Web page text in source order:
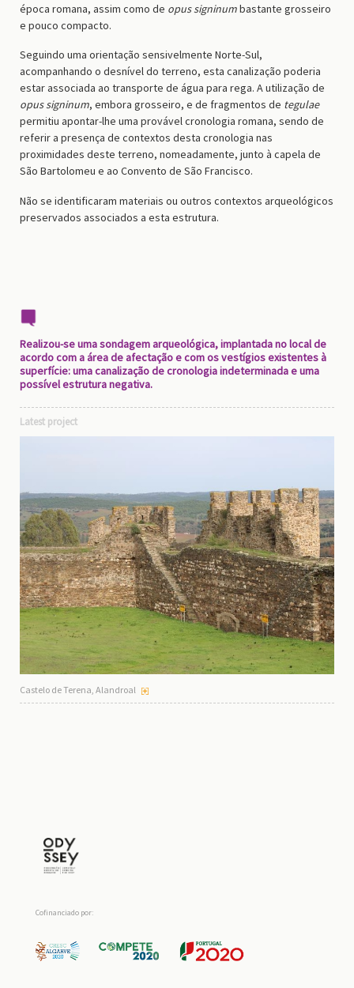
época romana, assim como de opus signinumbastante grosseiro
e pouco compacto.
Seguindo uma orientação sensivelmente Norte-Sul,
acompanhando o desnível do terreno, esta canalização poderia
estar associada ao transporte de água para rega. A utilização de
opus signinum, embora grosseiro, e de fragmentos de tegulae
permitiu apontar-lhe uma provável cronologia romana, sendo de
referir a presença de contextos desta cronologia nas
proximidades deste terreno, nomeadamente, junto à capela de
São Bartolomeu e ao Convento de São Francisco.
Não se identificaram materiais ou outros contextos arqueológicos
preservados associados a esta estrutura.
Realizou-se uma sondagem arqueológica, implantada no local de
acordo com a área de afectação e com os vestígios existentes à
superfície: uma canalização de cronologia indeterminada e uma
possível estrutura negativa.
Latest project
Castelo de Terena, Alandroal
Cofinanciado por: